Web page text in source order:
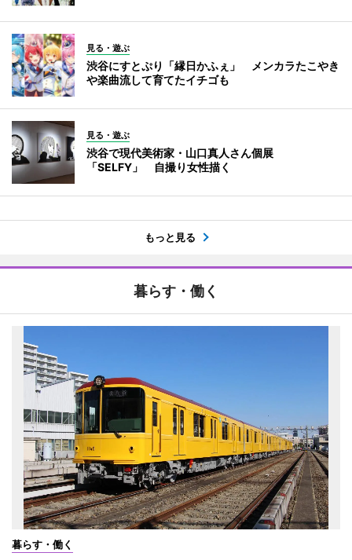
見る・遊ぶ
渋谷にすとぷり「縁日かふぇ」 メンカラたこやき
や楽曲流して育てたイチゴも
見る・遊ぶ
渋谷で現代美術家・山口真人さん個展
「SELFY」 自撮り女性描く
もっと見る
暮らす・働く
暮らす・働く